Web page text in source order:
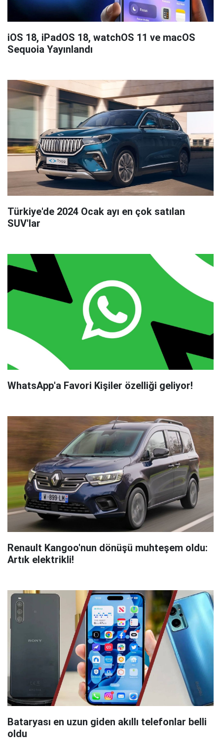
iOS 18, iPadOS 18, watchOS 11 ve macOS
Sequoia Yayınlandı
Türkiye'de 2024 Ocak ayı en çok satılan
SUV'lar
WhatsApp'a Favori Kişiler özelliği geliyor!
Renault Kangoo'nun dönüşü muhteşem oldu:
Artık elektrikli!
Bataryası en uzun giden akıllı telefonlar belli
oldu